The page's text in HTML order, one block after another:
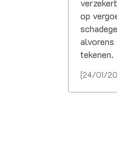
op
alvorens
tekenen.
[24/01/